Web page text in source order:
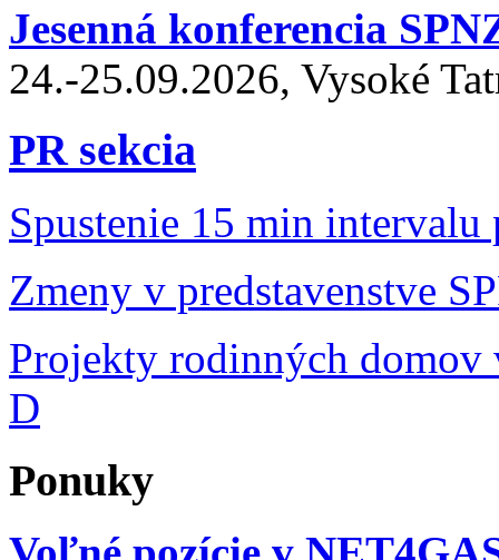
Jesenná konferencia
24.-25.09.2026, Vysoké
PR sekcia
Spustenie 15 min intervalu
Zmeny v predstavenstve
Projekty rodinných domov
D
Ponuky